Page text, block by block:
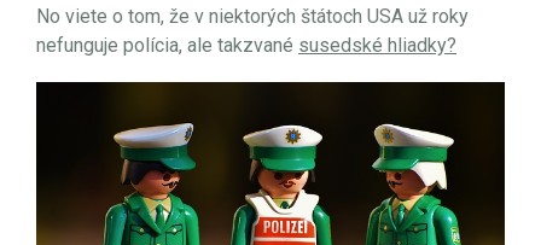
No viete o tom, že v niektorých štátoch USA už roky
nefunguje polícia, ale takzvané susedské hliadky?